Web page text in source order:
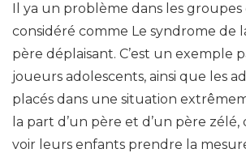
Il ya un problème dans les
considéré comme Le syndrome de
père déplaisant. C’est un exemple
joueurs adolescents, ainsi que les
placés dans une situation
la part d’un père et d’un père zélé,
voir leurs enfants prendre la